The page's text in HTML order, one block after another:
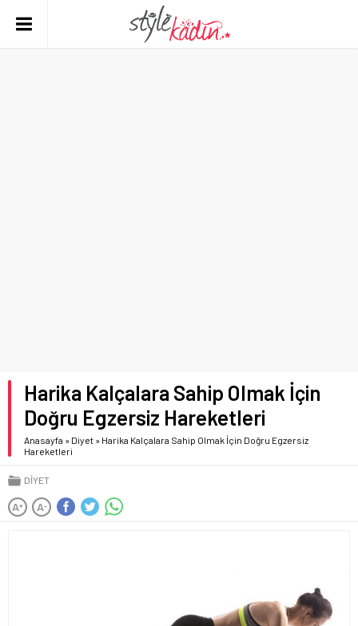
Harika Kalçalara Sahip Olmak İçin
Doğru Egzersiz Hareketleri
Anasayfa » Diyet » Harika Kalçalara Sahip Olmak İçin Doğru Egzersiz
Hareketleri
DIYET
A+ A-